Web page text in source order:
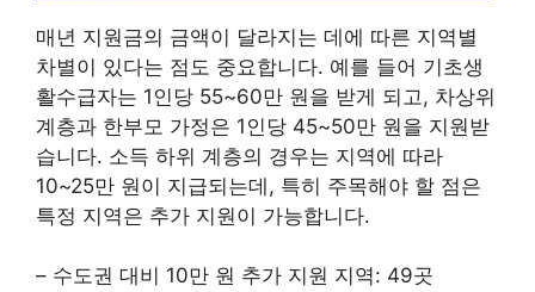
매년 지원금의 금액이 달라지는 데에 따른 지역별
차별이 있다는 점도 중요합니다. 예를 들어 기초생
활수급자는 1인당 55~60만 원을 받게 되고, 차상위
계층과 한부모 가정은 1인당 45~50만 원을 지원받
습니다. 소득 하위 계층의 경우는 지역에 따라
10~25만 원이 지급되는데, 특히 주목해야 할 점은
특정 지역은 추가 지원이 가능합니다.
– 수도권 대비 10만 원 추가 지원 지역: 49곳